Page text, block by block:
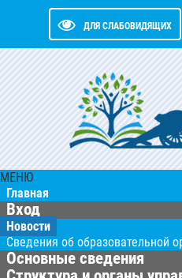
ДЛЯ СЛАБОВИДЯЩИХ
МЕНЮ
Главная
Вход
Новости
Сведения об образовательной
Основные сведения